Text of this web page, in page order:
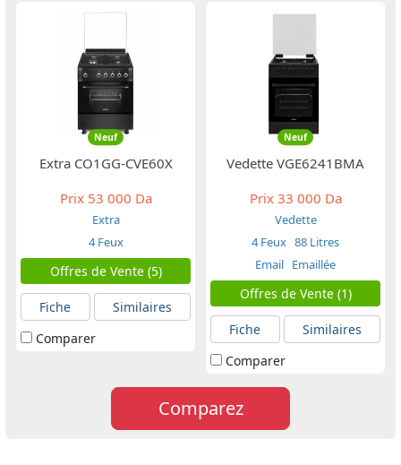
Neuf
Extra CO1GG-CVE60X
Prix53 000 Da
Extra
4 Feux
Offres de Vente (5)
Fiche
Similaires
Comparer
Neuf
Vedette VGE6241BMA
Prix33 000 Da
Vedette
4 Feux 88 Litres
Email Emaillée
Offres de Vente (1)
Fiche
Similaires
Comparer
Comparez